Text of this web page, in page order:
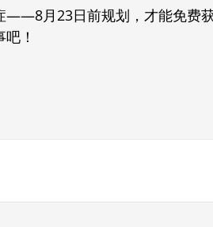
——8月23日前规划，才能免费
！